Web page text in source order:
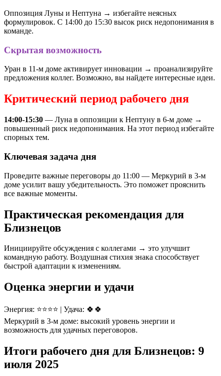
Оппозиция Луны и Нептуна → избегайте неясных
формулировок. С 14:00 до 15:30 высок риск недопонимания в
команде.
Скрытая возможность
Уран в 11-м доме активирует инновации → проанализируйте
предложения коллег. Возможно, вы найдете интересные идеи.
Критический период рабочего дня
14:00-15:30 — Луна в оппозиции к Нептуну в 6-м доме →
повышенный риск недопонимания. На этот период избегайте
спорных тем.
Ключевая задача дня
Проведите важные переговоры до 11:00 — Меркурий в 3-м
доме усилит вашу убедительность. Это поможет прояснить
все важные моменты.
Практическая рекомендация для
Близнецов
Инициируйте обсуждения с коллегами → это улучшит
командную работу. Воздушная стихия знака способствует
быстрой адаптации к изменениям.
Оценка энергии и удачи
Энергия: ⭐⭐⭐⭐ | Удача: 🍀🍀
Меркурий в 3-м доме: высокий уровень энергии и
возможность для удачных переговоров.
Итоги рабочего дня для Близнецов: 9
июля 2025